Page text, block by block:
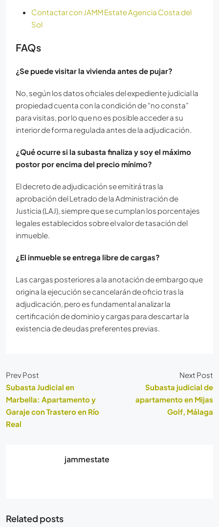
Contactar con JAMM Estate Agencia Costa del
Sol
FAQs
¿Se puede visitar la vivienda antes de pujar?
No, según los datos oficiales del expediente judicial la
propiedad cuenta con la condición de “no consta”
para visitas, por lo que no es posible acceder a su
interior de forma regulada antes de la adjudicación.
¿Qué ocurre si la subasta finaliza y soy el máximo
postor por encima del precio mínimo?
El decreto de adjudicación se emitirá tras la
aprobación del Letrado de la Administración de
Justicia (LAJ), siempre que se cumplan los porcentajes
legales establecidos sobre el valor de tasación del
inmueble.
¿El inmueble se entrega libre de cargas?
Las cargas posteriores a la anotación de embargo que
origina la ejecución se cancelarán de oficio tras la
adjudicación, pero es fundamental analizar la
certificación de dominio y cargas para descartar la
existencia de deudas preferentes previas.
Prev Post
Subasta Judicial en
Marbella: Apartamento y
Garaje con Trastero en Río
Real
Next Post
Subasta judicial de
apartamento en Mijas
Golf, Málaga
jammestate
Related posts